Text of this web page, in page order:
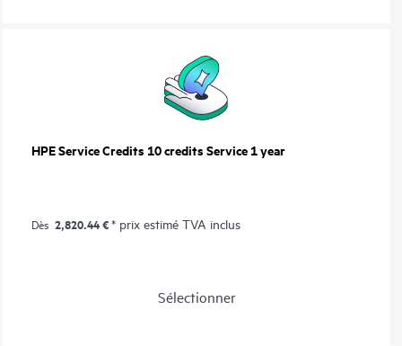
HPE Service Credits 10 credits Service 1 year
Dès 2,820.44 €* prix estimé TVA inclus
Sélectionner